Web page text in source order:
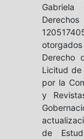
Gabriela
Derecho
Licitud de
por la
y
de